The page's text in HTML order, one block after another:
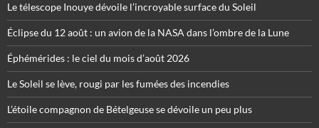
Le télescope Inouye dévoile l’incroyable surface du Soleil
Éclipse du 12 août : un avion de la NASA dans l’ombre de la Lune
Éphémérides : le ciel du mois d’août 2026
Le Soleil se lève, rougi par les fumées des incendies
L’étoile compagnon de Bételgeuse se dévoile un peu plus